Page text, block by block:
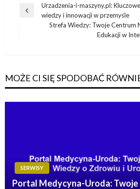
Nawigacja
wpisu
Poprzedni
Urzadzenia-i-maszyny.pl:
wiedzy i innowacji w przemyśle
Strefa Wiedzy: Twoje Centrum
Edukacji w
MOŻE CI SIĘ SPODOBAĆ
SERWISY
Portal Medycyna-Uroda: Twoje